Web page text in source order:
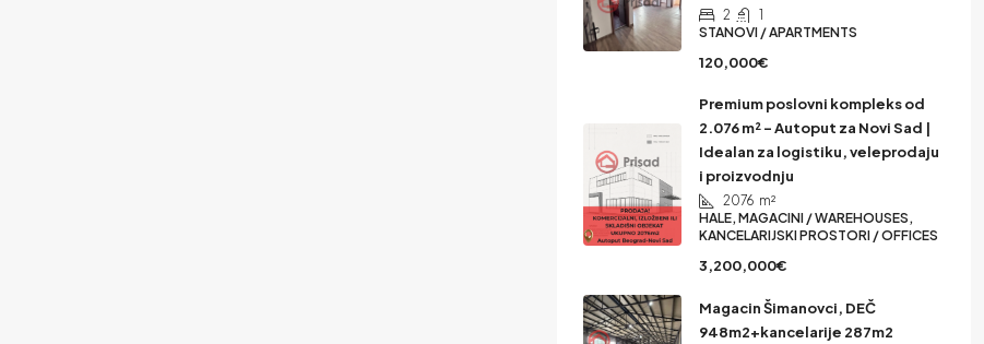
2
1
STANOVI / APARTMENTS
120,000€
Premium poslovni kompleks od
2.076 m² – Autoput za Novi Sad |
Idealan za logistiku, veleprodaju
i proizvodnju
2076 m²
HALE, MAGACINI / WAREHOUSES,
KANCELARIJSKI PROSTORI / OFFICES
3,200,000€
Magacin Šimanovci, DEČ
948m2+kancelarije 287m2